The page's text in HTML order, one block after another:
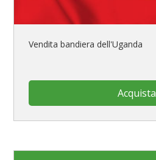
Vendita bandiera dell'Uganda
Acquista